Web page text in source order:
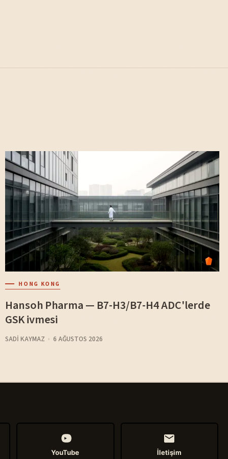
HONG KONG
Hansoh Pharma — B7-H3/B7-H4 ADC'lerde
GSK ivmesi
SADI KAYMAZ 6 AĞUSTOS 2026
YouTube İletişim